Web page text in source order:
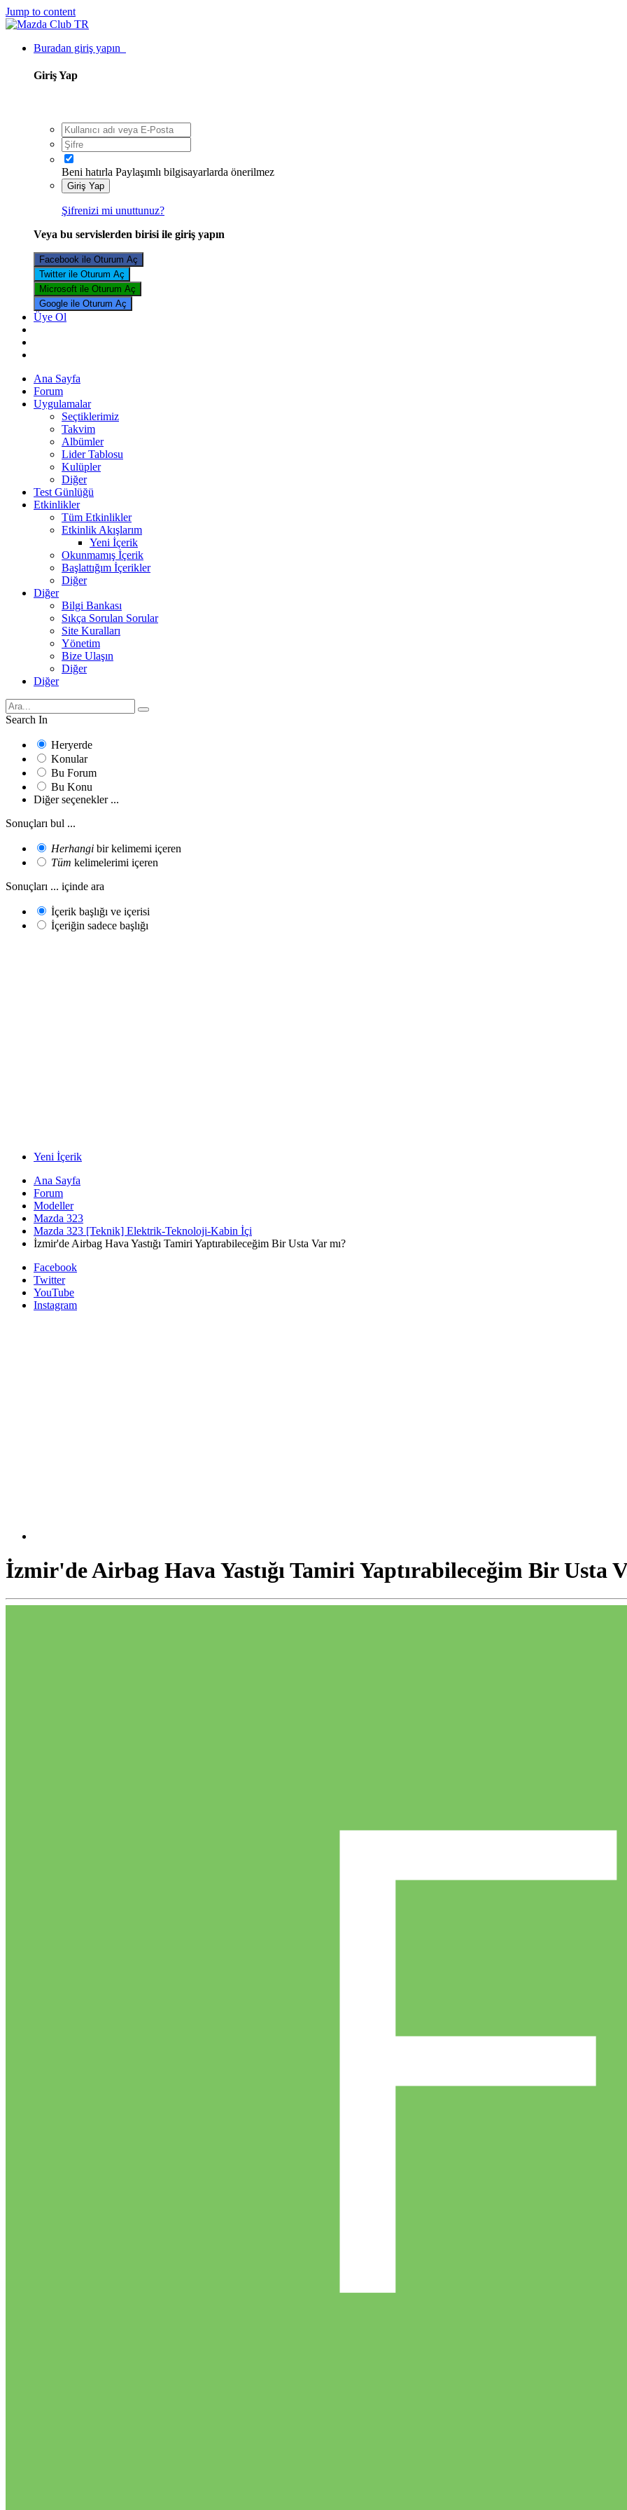
Jump to content
Buradan giriş yapın
Giriş Yap
Beni hatırla Paylaşımlı bilgisayarlarda önerilmez
Giriş Yap
Şifrenizi mi unuttunuz?
Veya bu servislerden birisi ile giriş yapın
Facebook ile Oturum Aç
Twitter ile Oturum Aç
Microsoft ile Oturum Aç
Google ile Oturum Aç
Üye Ol
Ana Sayfa
Forum
Uygulamalar
Seçtiklerimiz
Takvim
Albümler
Lider Tablosu
Kulüpler
Diğer
Test Günlüğü
Etkinlikler
Tüm Etkinlikler
Etkinlik Akışlarım
Yeni İçerik
Okunmamış İçerik
Başlattığım İçerikler
Diğer
Diğer
Bilgi Bankası
Sıkça Sorulan Sorular
Site Kuralları
Yönetim
Bize Ulaşın
Diğer
Diğer
Search In
Heryerde
Konular
Bu Forum
Bu Konu
Diğer seçenekler ...
Sonuçları bul ...
Herhangi bir kelimemi içeren
Tüm kelimelerimi içeren
Sonuçları ... içinde ara
İçerik başlığı ve içerisi
İçeriğin sadece başlığı
Yeni İçerik
Ana Sayfa
Forum
Modeller
Mazda 323
Mazda 323 [Teknik] Elektrik-Teknoloji-Kabin İçi
İzmir'de Airbag Hava Yastığı Tamiri Yaptırabileceğim Bir Usta Var mı?
Facebook
Twitter
YouTube
Instagram
İzmir'de Airbag Hava Yastığı Tamiri Yaptırabileceğim Bir Usta